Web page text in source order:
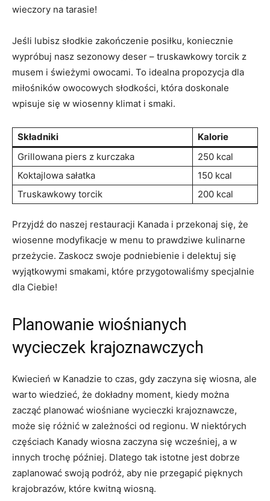
wieczory na tarasie!
Jeśli lubisz słodkie zakończenie posiłku, koniecznie
wypróbuj nasz ‌sezonowy deser – truskawkowy ‍torcik z
musem i ‍świeżymi owocami. To idealna propozycja‌ dla
miłośników owocowych słodkości, która doskonale
wpisuje ⁤się w wiosenny klimat i smaki.
Składniki
Kalorie
Grillowana piers z kurczaka
250 kcal
Koktajlowa sałatka
150⁢ kcal
Truskawkowy torcik
200 kcal
Przyjdź do naszej restauracji Kanada i przekonaj‌ się, że
wiosenne modyfikacje w menu to prawdziwe kulinarne
przeżycie. Zaskocz swoje podniebienie‌ i delektuj się
wyjątkowymi smakami,⁢ które przygotowaliśmy specjalnie
‍dla Ciebie!
Planowanie⁤ wiośnianych
wycieczek krajoznawczych
Kwiecień w Kanadzie to czas, gdy zaczyna ⁣się ⁣wiosna, ale
warto wiedzieć, że⁣ dokładny moment, kiedy można
zacząć planować ⁤wiośniane ⁢wycieczki krajoznawcze,
może ⁤się różnić w ‍zależności⁤ od regionu. W niektórych
częściach Kanady wiosna ⁣zaczyna się ​wcześniej,⁤ a w
‌innych trochę później. Dlatego tak istotne jest dobrze
zaplanować swoją podróż, aby nie przegapić pięknych
krajobrazów,​ które kwitną wiosną.